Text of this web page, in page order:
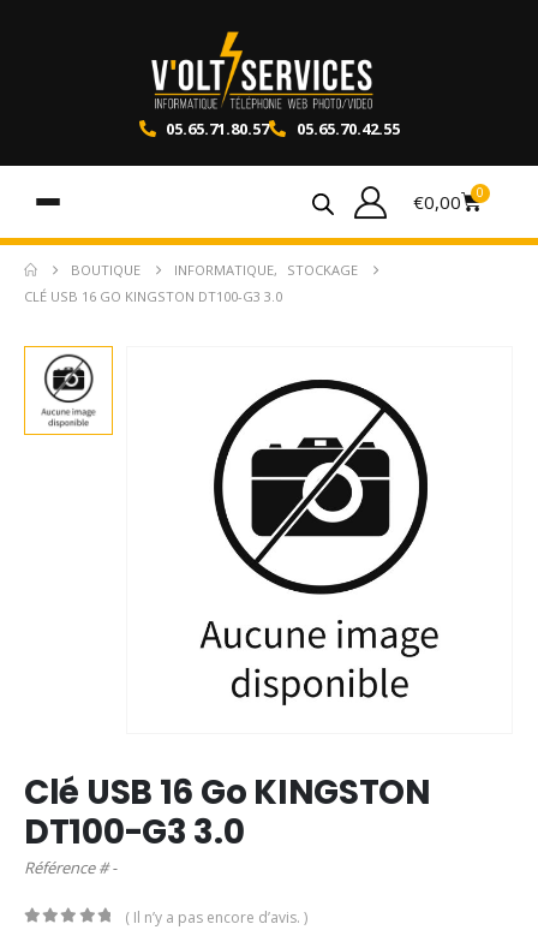
05.65.71.80.57 05.65.70.42.55
€0,00 0
BOUTIQUE INFORMATIQUE,
STOCKAGE
CLÉ USB 16 GO KINGSTON DT100-G3 3.0
Clé USB 16 Go KINGSTON
DT100-G3 3.0
Référence # -
( Il n’y a pas encore d’avis. )